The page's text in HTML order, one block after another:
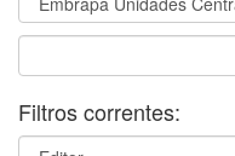
Filtros correntes: